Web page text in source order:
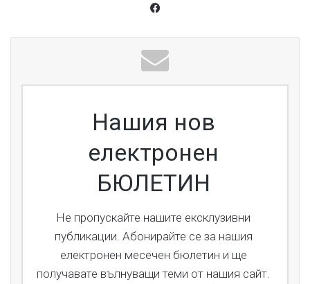
Нашия нов
електронен
БЮЛЕТИН
Не пропускайте нашите ексклузивни
публикации. Абонирайте се за нашия
електронен месечен бюлетин и ще
получавате вълнуващи теми от нашия сайт.